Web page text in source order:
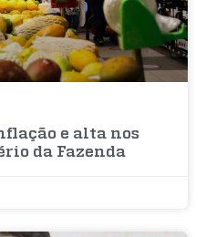
e alta nos
da Fazenda